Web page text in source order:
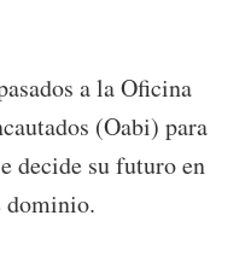
a la Oficina
(Oabi) para
decide su futuro en
dominio.